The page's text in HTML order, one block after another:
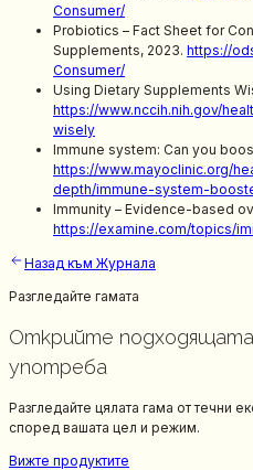
Consumer/
Probiotics – Fact Sheet for
Supplements, 2023. https://
Consumer/
Using Dietary Supplements
https://www.nccih.nih.gov/
wisely
Immune system: Can you
https://www.mayoclinic.org/
depth/immune-system-
Immunity – Evidence-based
https://examine.com/topics/
Назад към Журнала
Разгледайте гамата
Открийте
употреба
Разгледайте цялата гама от течни
според вашата цел и режим.
Вижте продуктите